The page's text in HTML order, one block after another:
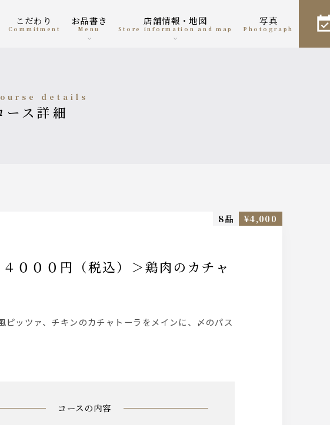
こだわり
Commitment
お品書き
menu
店舗情報・地図
Store information and map
写真
photograph
course details
コース詳細
8品 ¥4,000
コースの内容